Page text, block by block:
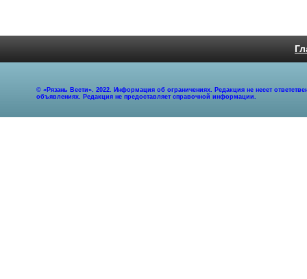
© «Рязань Вести». 2022. Информация об ограничениях. Редакция не несет
объявлениях. Редакция не предоставляет справочной информации.